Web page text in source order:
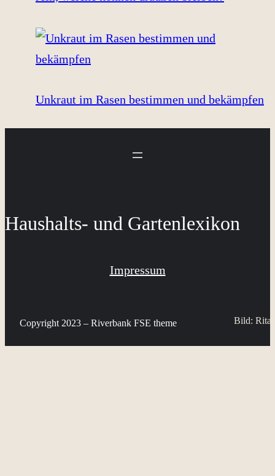
Bild: Rita
Unkraut im Rasen bestimmen und bekämpfen
Haushalts- und Gartenlexikon
Impressum
Copyright 2023 – Riverbank FSE theme